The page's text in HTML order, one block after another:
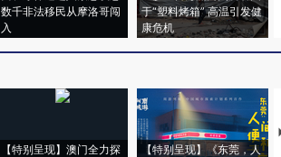
数千非法移民从摩洛哥闯
入
于“塑料烤箱” 高温引发健
康危机
【特别呈现】澳门全力探
【特别呈现】《东莞，人